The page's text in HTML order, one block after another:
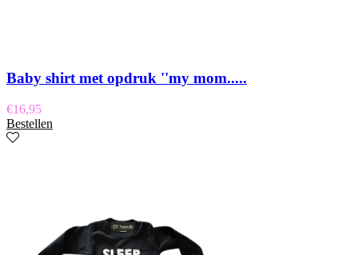
Baby shirt met opdruk ''my mom.....
€16,95
Bestellen